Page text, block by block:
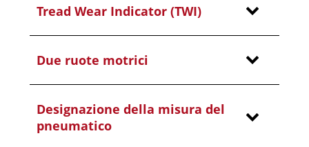
Tread Wear Indicator (TWI)
Due ruote motrici
Designazione della misura del
pneumatico